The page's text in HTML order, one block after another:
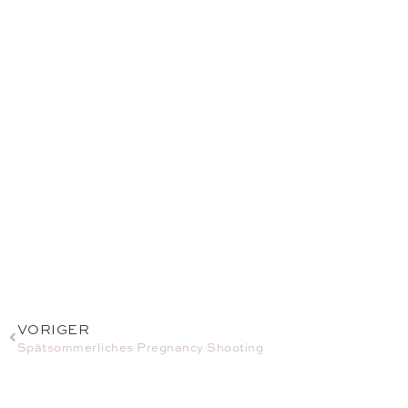
VORIGER
Spätsommerliches Pregnancy Shooting